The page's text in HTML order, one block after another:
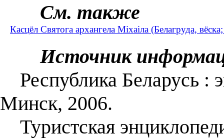
См. также
Касцёл Святога архангела Міхаіла (Белагруда,
Источник
Республика Беларусь :
Минск, 2006.
Туристская